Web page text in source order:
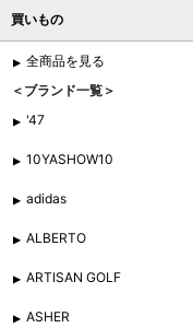
買いもの
全商品を見る
＜ブランド一覧＞
'47
10YASHOW10
adidas
ALBERTO
ARTISAN GOLF
ASHER